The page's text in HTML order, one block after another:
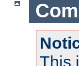
This